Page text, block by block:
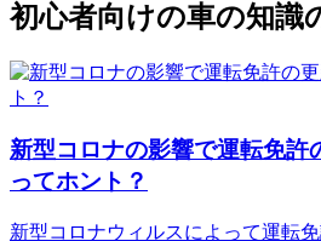
初心者向けの車の知識
新型コロナの影響で運転免許
ってホント？
新型コロナウィルスによって運転